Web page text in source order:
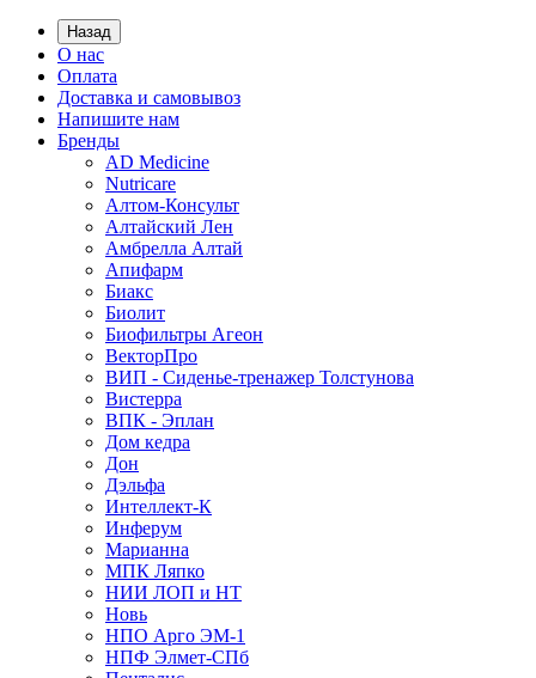
Назад
О нас
Оплата
Доставка и самовывоз
Напишите нам
Бренды
AD Medicine
Nutricare
Алтом-Консульт
Алтайский Лен
Амбрелла Алтай
Апифарм
Биакс
Биолит
Биофильтры Агеон
ВекторПро
ВИП - Сиденье-тренажер Толстунова
Вистерра
ВПК - Эплан
Дом кедра
Дон
Дэльфа
Интеллект-К
Инферум
Марианна
МПК Ляпко
НИИ ЛОП и НТ
Новь
НПО Арго ЭМ-1
НПФ Элмет-СПб